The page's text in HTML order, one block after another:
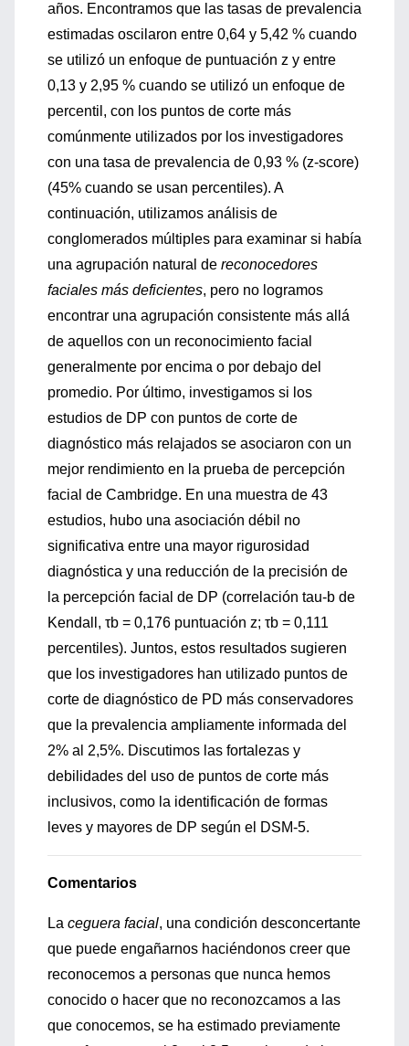
años. Encontramos que las tasas de prevalencia
estimadas oscilaron entre 0,64 y 5,42 % cuando
se utilizó un enfoque de puntuación z y entre
0,13 y 2,95 % cuando se utilizó un enfoque de
percentil, con los puntos de corte más
comúnmente utilizados por los investigadores
con una tasa de prevalencia de 0,93 % (z-score)
(45% cuando se usan percentiles). A
continuación, utilizamos análisis de
conglomerados múltiples para examinar si había
una agrupación natural de reconocedores
faciales más deficientes, pero no logramos
encontrar una agrupación consistente más allá
de aquellos con un reconocimiento facial
generalmente por encima o por debajo del
promedio. Por último, investigamos si los
estudios de DP con puntos de corte de
diagnóstico más relajados se asociaron con un
mejor rendimiento en la prueba de percepción
facial de Cambridge. En una muestra de 43
estudios, hubo una asociación débil no
significativa entre una mayor rigurosidad
diagnóstica y una reducción de la precisión de
la percepción facial de DP (correlación tau-b de
Kendall, τb = 0,176 puntuación z; τb = 0,111
percentiles). Juntos, estos resultados sugieren
que los investigadores han utilizado puntos de
corte de diagnóstico de PD más conservadores
que la prevalencia ampliamente informada del
2% al 2,5%. Discutimos las fortalezas y
debilidades del uso de puntos de corte más
inclusivos, como la identificación de formas
leves y mayores de DP según el DSM-5.
Comentarios
La ceguera facial, una condición desconcertante
que puede engañarnos haciéndonos creer que
reconocemos a personas que nunca hemos
conocido o hacer que no reconozcamos a las
que conocemos, se ha estimado previamente